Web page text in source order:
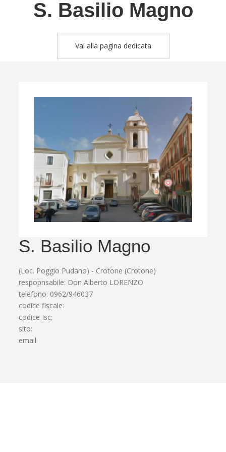
S. Basilio Magno
Vai alla pagina dedicata
S. Basilio Magno
(Loc. Poggio Pudano) - Crotone (Crotone)
respopnsabile: Don Alberto LORENZO
telefono: 0962/946037
codice fiscale:
codice Isc:
sito:
email: